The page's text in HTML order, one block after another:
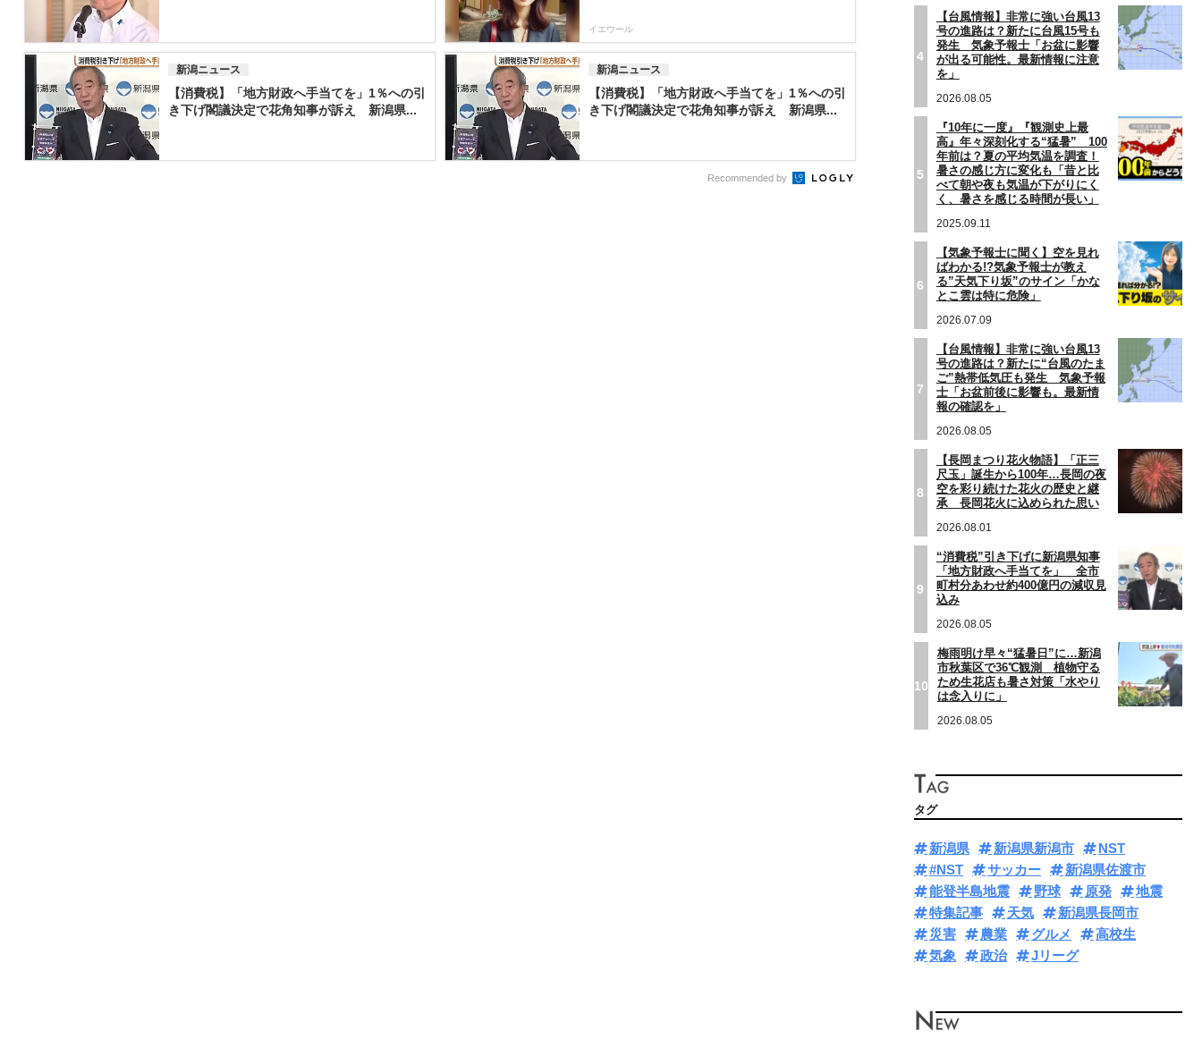
イエウール
新潟ニュース
【消費税】「地方財政へ手当てを」1％への引
き下げ閣議決定で花角知事が訴え 新潟県...
新潟ニュース
【消費税】「地方財政へ手当てを」1％への引
き下げ閣議決定で花角知事が訴え 新潟県...
Recommended by
4
【台風情報】非常に強い台風13
号の進路は？新たに台風15号も
発生 気象予報士「お盆に影響
が出る可能性。最新情報に注意
を」
2026.08.05
5
『10年に一度』『観測史上最
高』年々深刻化する“猛暑” 100
年前は？夏の平均気温を調査！
暑さの感じ方に変化も「昔と比
べて朝や夜も気温が下がりにく
く、暑さを感じる時間が長い」
2025.09.11
6
【気象予報士に聞く】空を見れ
ばわかる!?気象予報士が教え
る”天気下り坂”のサイン「かな
とこ雲は特に危険」
2026.07.09
7
【台風情報】非常に強い台風13
号の進路は？新たに“台風のたま
ご”熱帯低気圧も発生 気象予報
士「お盆前後に影響も。最新情
報の確認を」
2026.08.05
8
【長岡まつり花火物語】「正三
尺玉」誕生から100年…長岡の夜
空を彩り続けた花火の歴史と継
承 長岡花火に込められた思い
2026.08.01
9
“消費税”引き下げに新潟県知事
「地方財政へ手当てを」 全市
町村分あわせ約400億円の減収見
込み
2026.08.05
10
梅雨明け早々“猛暑日”に…新潟
市秋葉区で36℃観測 植物守る
ため生花店も暑さ対策「水やり
は念入りに」
2026.08.05
タグ
新潟県 新潟県新潟市
NST
#NST
サッカー
新潟県佐渡市
能登半島地震
野球 原発
地震
特集記事
天気
新潟県長岡市
災害
農業 グルメ
高校生
気象
政治 Jリーグ